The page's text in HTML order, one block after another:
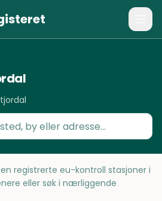
registrerte eu-kontroll stasjoner i
eller søk i nærliggende